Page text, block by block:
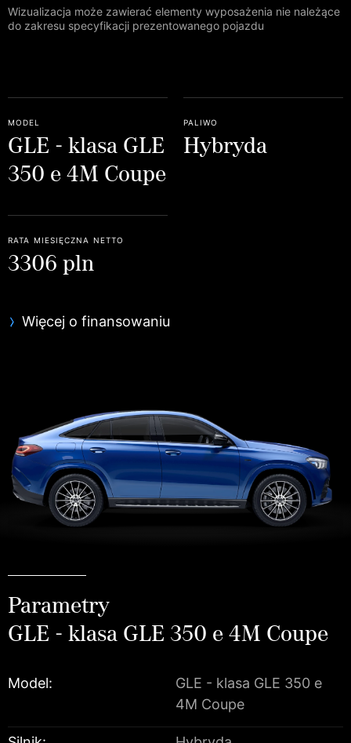
model
GLE - klasa GLE
350 e 4M Coupe
paliwo
Hybryda
rata miesięczna netto
3306 pln
Więcej o finansowaniu
Wizualizacja może zawierać elementy wyposażenia nie należące
do zakresu specyfikacji prezentowanego pojazdu
Parametry
GLE - klasa GLE 350 e 4M Coupe
Model:
GLE - klasa GLE 350 e
4M Coupe